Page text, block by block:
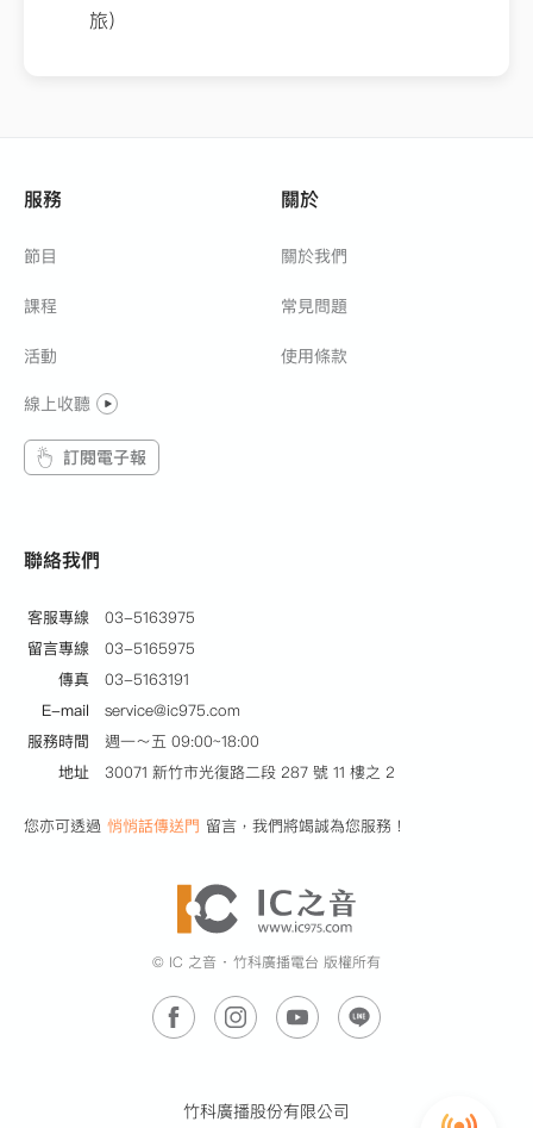
旅）
© IC 之音 ‧ 竹科廣播電台 版權所有
竹科廣播股份有限公司
服務
節目
課程
活動
線上收聽
訂閱電子報
關於
關於我們
常見問題
使用條款
聯絡我們
客服專線
03-5163975
留言專線
03-5165975
傳真
03-5163191
E-mail
service@ic975.com
服務時間
週一～五 09:00~18:00
地址
30071 新竹市光復路二段 287 號 11 樓之 2
您亦可透過 悄悄話傳送門 留言，我們將竭誠為您服務！